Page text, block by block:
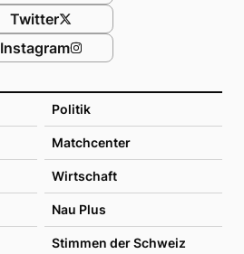
Politik
Matchcenter
Wirtschaft
Nau Plus
Stimmen der Schweiz
Twitter
Instagram